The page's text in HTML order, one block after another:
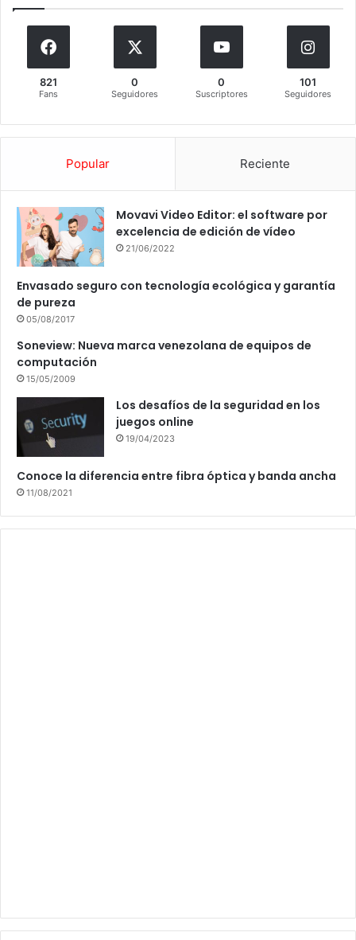
821
Fans
0
Seguidores
0
Suscriptores
101
Seguidores
Popular Reciente
Movavi Video Editor: el software por
excelencia de edición de vídeo
21/06/2022
Envasado seguro con tecnología ecológica y garantía
de pureza
05/08/2017
Soneview: Nueva marca venezolana de equipos de
computación
15/05/2009
Los desafíos de la seguridad en los
juegos online
19/04/2023
Conoce la diferencia entre fibra óptica y banda ancha
11/08/2021